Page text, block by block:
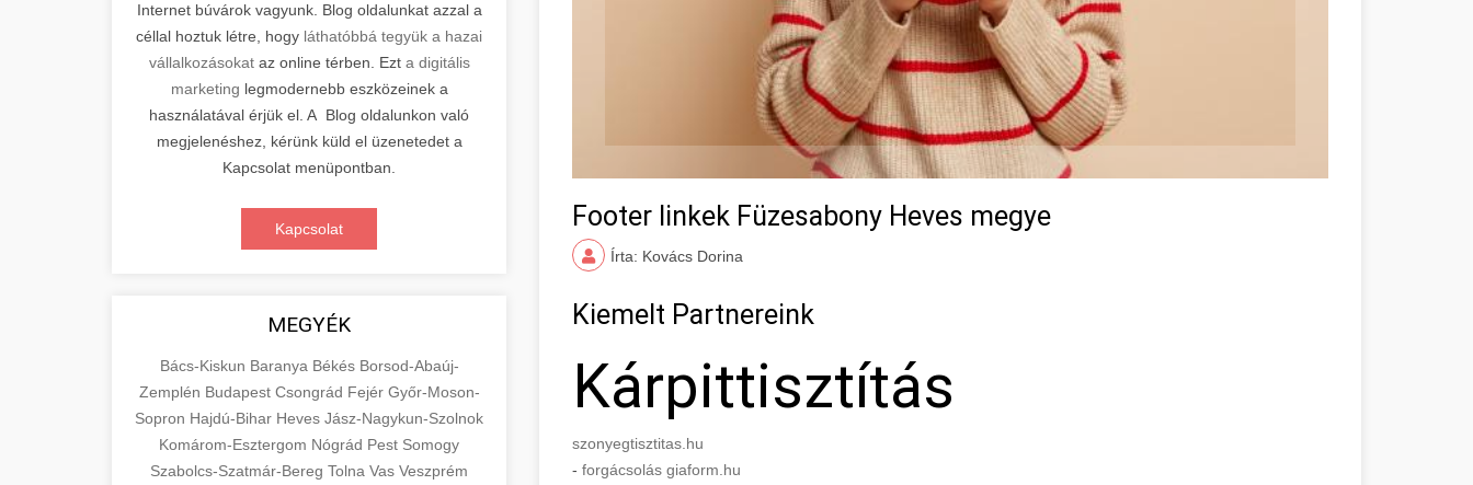
Internet búvárok vagyunk. Blog oldalunkat azzal a
céllal hoztuk létre, hogy láthatóbbá tegyük a hazai
vállalkozásokataz online térben. Ezt a digitális
marketing legmodernebb eszközeinek a
használatával érjük el. A Blog oldalunkon való
megjelenéshez, kérünk küld el üzenetedet a
Kapcsolat menüpontban.
Kapcsolat
MEGYÉK
Bács-Kiskun Baranya Békés Borsod-Abaúj-
Zemplén Budapest Csongrád Fejér Győr-Moson-
Sopron Hajdú-Bihar Heves Jász-Nagykun-Szolnok
Komárom-Esztergom Nógrád Pest Somogy
Szabolcs-Szatmár-Bereg Tolna Vas Veszprém
Footer linkek Füzesabony Heves megye
Írta: Kovács Dorina
Kiemelt Partnereink
Kárpittisztítás
szonyegtisztitas.hu
- forgácsolás giaform.hu